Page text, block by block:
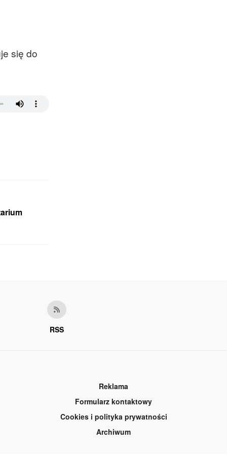
się do
RSS
Reklama
Formularz kontaktowy
Cookies i polityka prywatności
Archiwum